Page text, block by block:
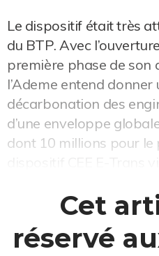
Le dispositif était très
du BTP. Avec
première phase de son
l’Ademe entend
décarbonation des
d’une enveloppe
dont 10 millions pour le
Cet
réservé